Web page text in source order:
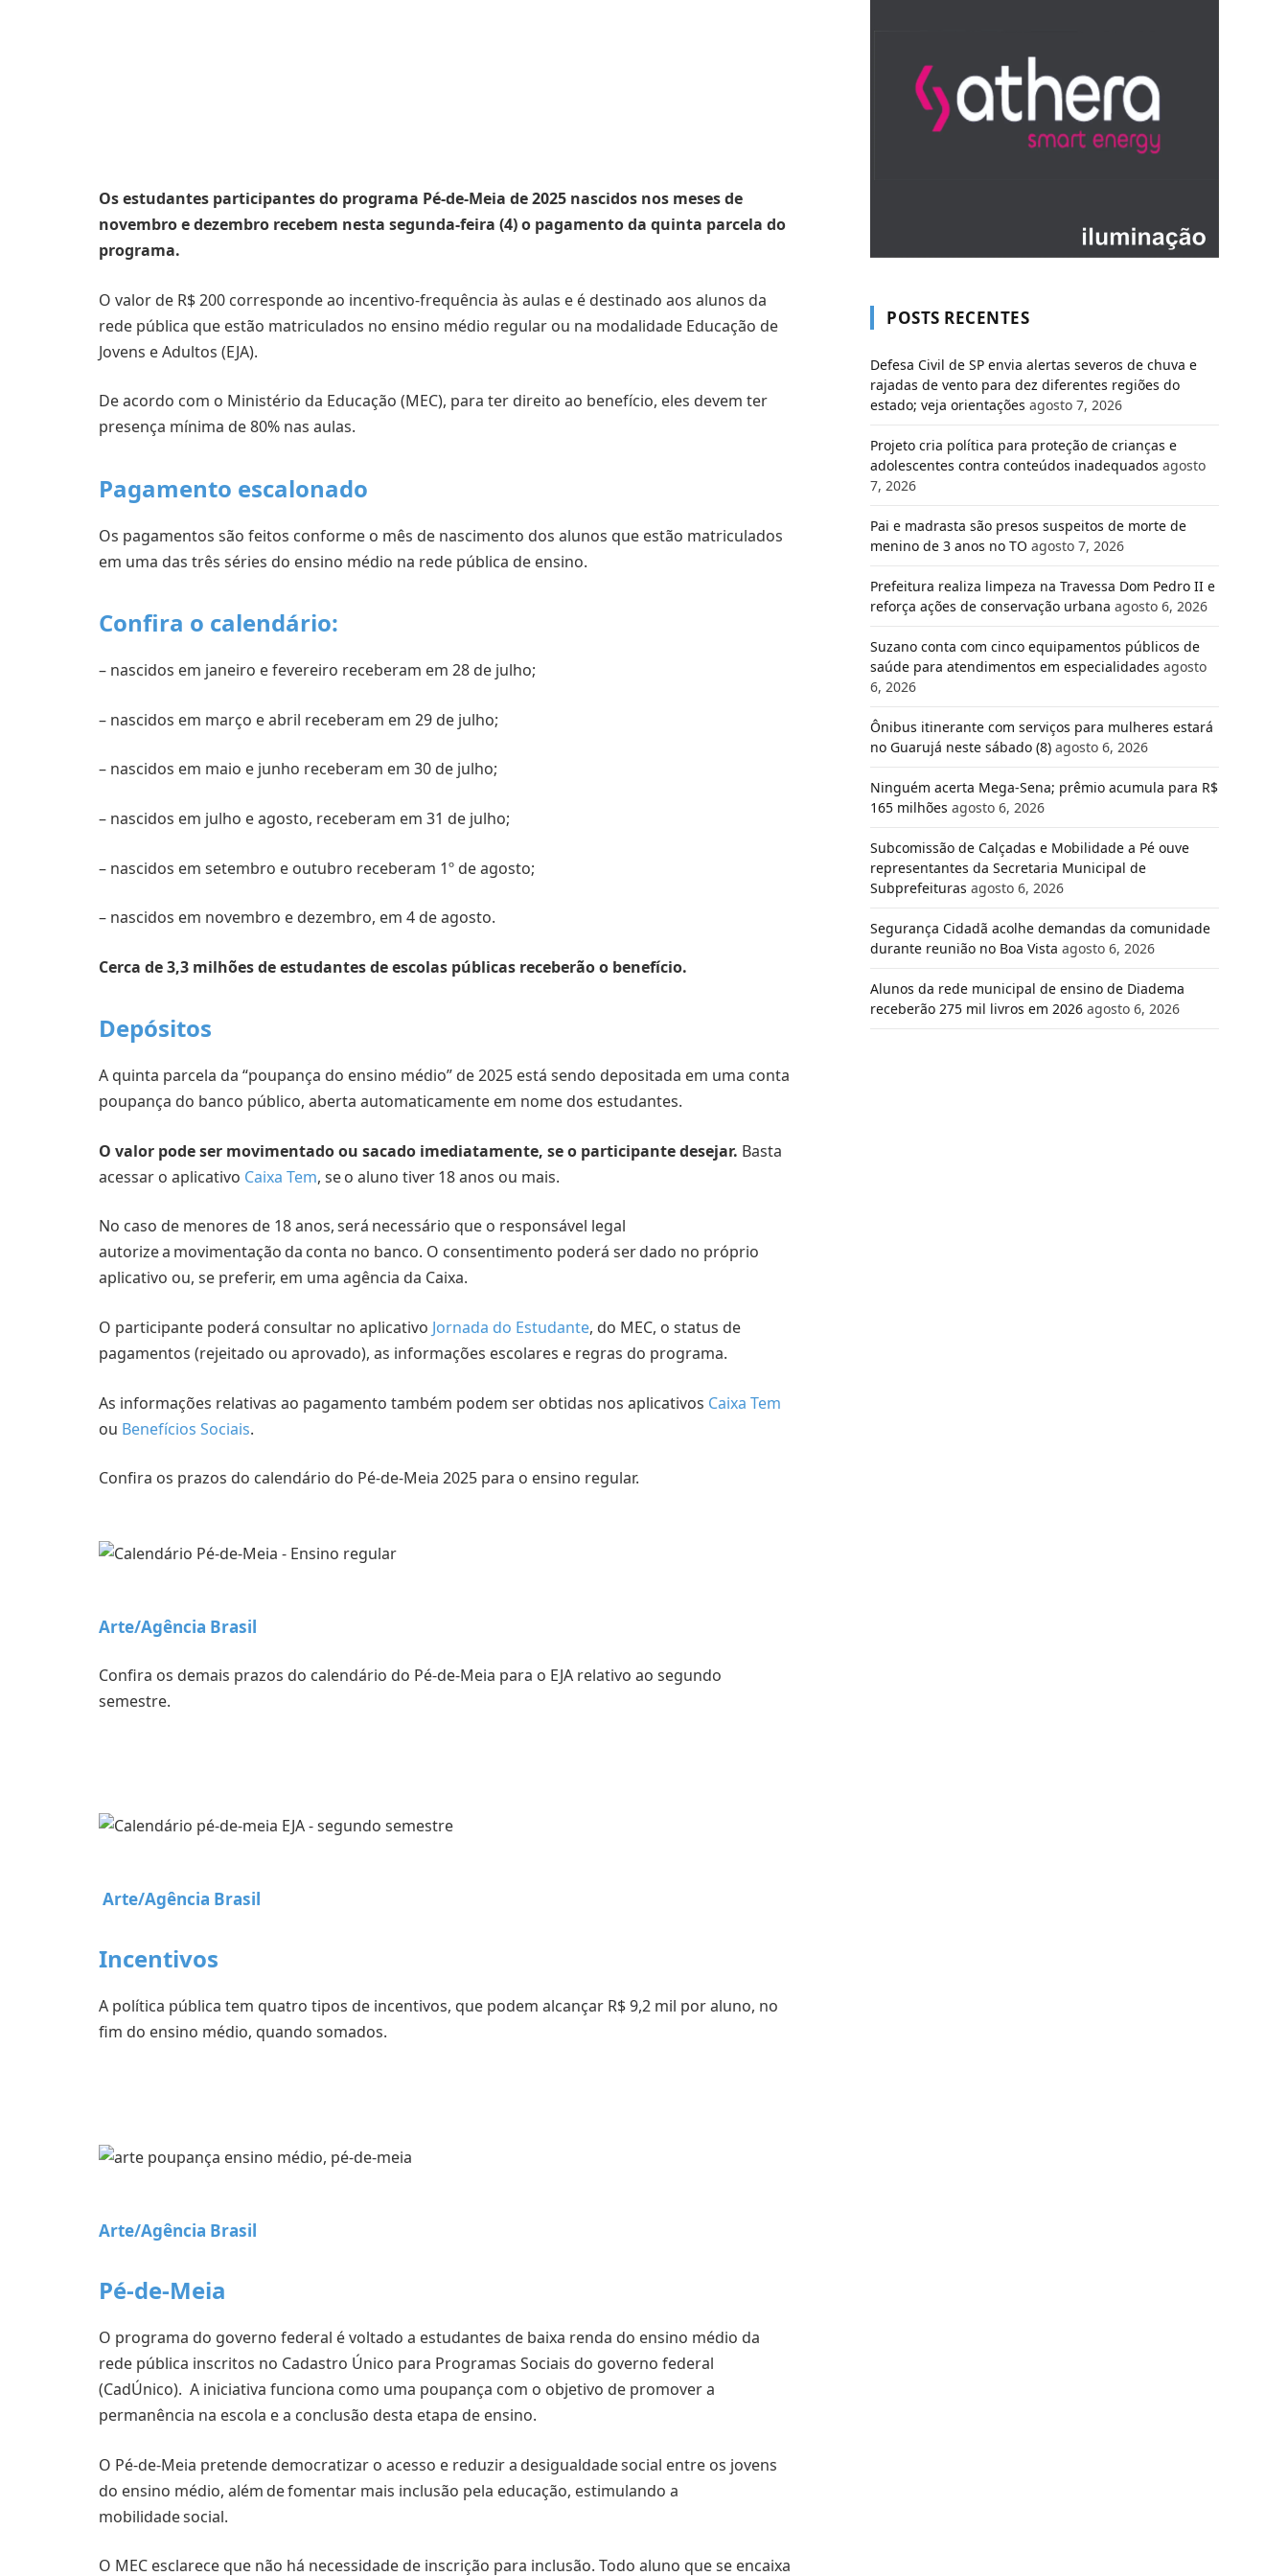
Os estudantes participantes do programa Pé-de-Meia de 2025 nascidos nos meses de
novembro e dezembro recebem nesta segunda-feira (4) o pagamento da quinta parcela do
programa.
O valor de R$ 200 corresponde ao incentivo-frequência às aulas e é destinado aos alunos da
rede pública que estão matriculados no ensino médio regular ou na modalidade Educação de
Jovens e Adultos (EJA).
De acordo com o Ministério da Educação (MEC), para ter direito ao benefício, eles devem ter
presença mínima de 80% nas aulas.
Pagamento escalonado
Os pagamentos são feitos conforme o mês de nascimento dos alunos que estão matriculados
em uma das três séries do ensino médio na rede pública de ensino.
Confira o calendário:
– nascidos em janeiro e fevereiro receberam em 28 de julho;
– nascidos em março e abril receberam em 29 de julho;
– nascidos em maio e junho receberam em 30 de julho;
– nascidos em julho e agosto, receberam em 31 de julho;
– nascidos em setembro e outubro receberam 1º de agosto;
– nascidos em novembro e dezembro, em 4 de agosto.
Cerca de 3,3 milhões de estudantes de escolas públicas receberão o benefício.
Depósitos
A quinta parcela da “poupança do ensino médio” de 2025 está sendo depositada em uma conta
poupança do banco público, aberta automaticamente em nome dos estudantes.
O valor pode ser movimentado ou sacado imediatamente, se o participante desejar. Basta
acessar o aplicativo Caixa Tem, se o aluno tiver 18 anos ou mais.
No caso de menores de 18 anos, será necessário que o responsável legal
autorize a movimentação da conta no banco. O consentimento poderá ser dado no próprio
aplicativo ou, se preferir, em uma agência da Caixa.
O participante poderá consultar no aplicativo Jornada do Estudante, do MEC, o status de
pagamentos (rejeitado ou aprovado), as informações escolares e regras do programa.
As informações relativas ao pagamento também podem ser obtidas nos aplicativos Caixa Tem
ou Benefícios Sociais.
Confira os prazos do calendário do Pé-de-Meia 2025 para o ensino regular.
Arte/Agência Brasil
Confira os demais prazos do calendário do Pé-de-Meia para o EJA relativo ao segundo
semestre.
Arte/Agência Brasil
Incentivos
A política pública tem quatro tipos de incentivos, que podem alcançar R$ 9,2 mil por aluno, no
fim do ensino médio, quando somados.
Arte/Agência Brasil
Pé-de-Meia
O programa do governo federal é voltado a estudantes de baixa renda do ensino médio da
rede pública inscritos no Cadastro Único para Programas Sociais do governo federal
(CadÚnico). A iniciativa funciona como uma poupança com o objetivo de promover a
permanência na escola e a conclusão desta etapa de ensino.
O Pé-de-Meia pretende democratizar o acesso e reduzir a desigualdade social entre os jovens
do ensino médio, além de fomentar mais inclusão pela educação, estimulando a
mobilidade social.
O MEC esclarece que não há necessidade de inscrição para inclusão. Todo aluno que se encaixa
POSTS RECENTES
Defesa Civil de SP envia alertas severos de chuva e
rajadas de vento para dez diferentes regiões do
estado; veja orientações agosto 7, 2026
Projeto cria política para proteção de crianças e
adolescentes contra conteúdos inadequados agosto
7, 2026
Pai e madrasta são presos suspeitos de morte de
menino de 3 anos no TO agosto 7, 2026
Prefeitura realiza limpeza na Travessa Dom Pedro II e
reforça ações de conservação urbana agosto 6, 2026
Suzano conta com cinco equipamentos públicos de
saúde para atendimentos em especialidades agosto
6, 2026
Ônibus itinerante com serviços para mulheres estará
no Guarujá neste sábado (8) agosto 6, 2026
Ninguém acerta Mega-Sena; prêmio acumula para R$
165 milhões agosto 6, 2026
Subcomissão de Calçadas e Mobilidade a Pé ouve
representantes da Secretaria Municipal de
Subprefeituras agosto 6, 2026
Segurança Cidadã acolhe demandas da comunidade
durante reunião no Boa Vista agosto 6, 2026
Alunos da rede municipal de ensino de Diadema
receberão 275 mil livros em 2026 agosto 6, 2026